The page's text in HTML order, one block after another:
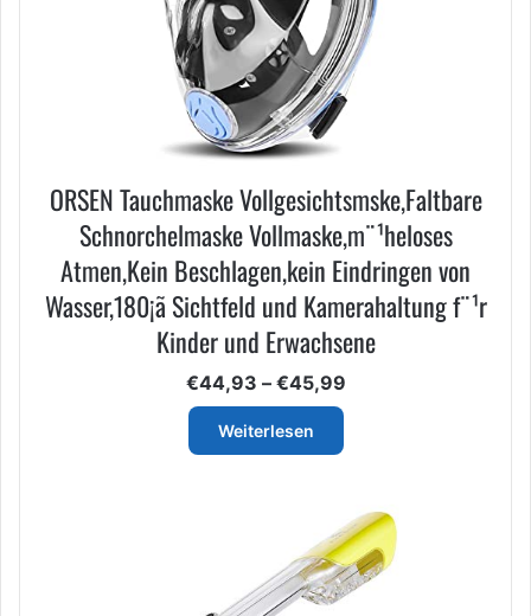
ORSEN Tauchmaske Vollgesichtsmske,Faltbare
Schnorchelmaske Vollmaske,m¨¹heloses
Atmen,Kein Beschlagen,kein Eindringen von
Wasser,180¡ã Sichtfeld und Kamerahaltung f¨¹r
Kinder und Erwachsene
€44,93 – €45,99Preisspanne:
Weiterlesen